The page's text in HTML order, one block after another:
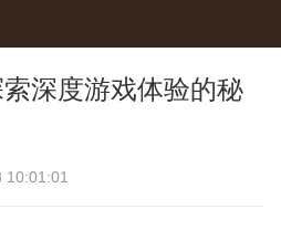
深度游戏体验的秘
10:01:01